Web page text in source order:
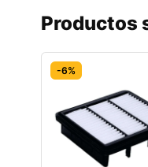
Productos
-6%